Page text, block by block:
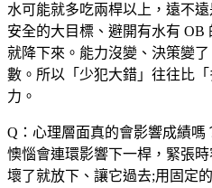
水可能就多吃兩桿以上，遠不
安全的大目標、避開有水有
就降下來。能力沒變、決策變
數。所以「少犯大錯」往往比
力。
Q：心理層面真的會影響成績嗎
懊惱會連環影響下一桿，緊張
壞了就放下、讓它過去;用固定